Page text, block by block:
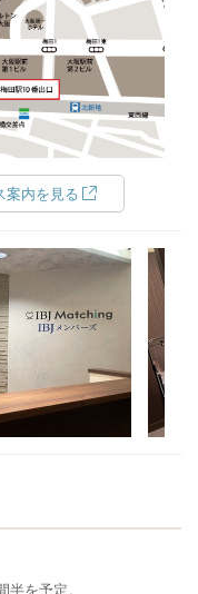
案内を見る
半を予定。